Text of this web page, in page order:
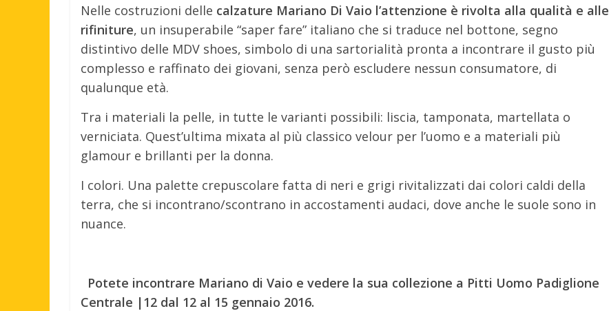
Nelle costruzioni delle calzature Mariano Di Vaio l’attenzione è rivolta alla qualità e alle
rifiniture, un insuperabile “saper fare” italiano che si traduce nel bottone, segno
distintivo delle MDV shoes, simbolo di una sartorialità pronta a incontrare il gusto più
complesso e raffinato dei giovani, senza però escludere nessun consumatore, di
qualunque età.
Tra i materiali la pelle, in tutte le varianti possibili: liscia, tamponata, martellata o
verniciata. Quest’ultima mixata al più classico velour per l’uomo e a materiali più
glamour e brillanti per la donna.
I colori. Una palette crepuscolare fatta di neri e grigi rivitalizzati dai colori caldi della
terra, che si incontrano/scontrano in accostamenti audaci, dove anche le suole sono in
nuance.
Potete incontrare Mariano di Vaio e vedere la sua collezione a Pitti Uomo Padiglione
Centrale |12 dal 12 al 15 gennaio 2016.